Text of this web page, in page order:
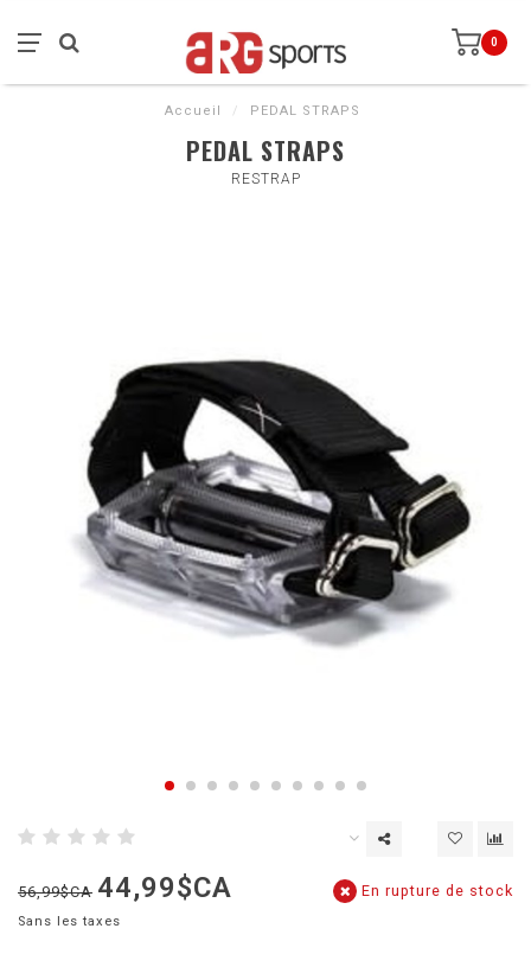
0
Accueil / PEDAL STRAPS
PEDAL STRAPS
RESTRAP
56,99$CA 44,99$CA
Sans les taxes
En rupture de stock